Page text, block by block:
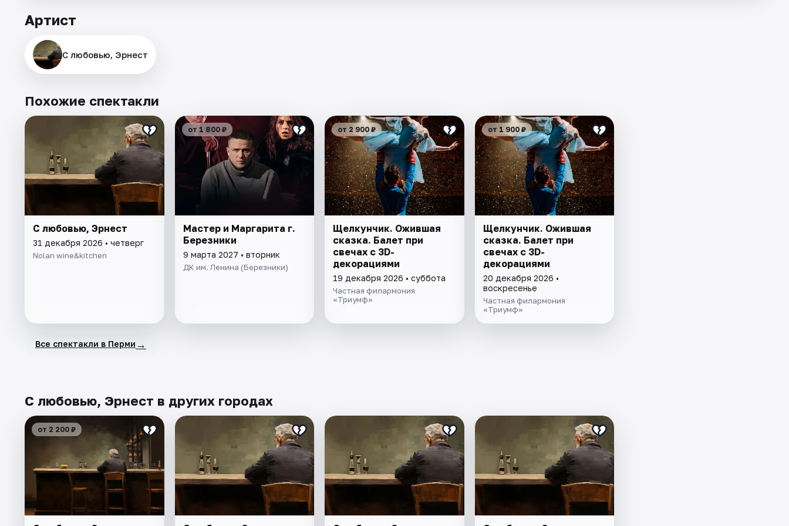
Артист
С любовью, Эрнест
Похожие спектакли
С любовью, Эрнест
31 декабря 2026 • четверг
Nolan wine&kitchen
от 1 800 ₽
Мастер и Маргарита г.
Березники
9 марта 2027 • вторник
ДК им. Ленина (Березники)
от 2 900 ₽
Щелкунчик. Ожившая
сказка. Балет при
свечах с 3D-
декорациями
19 декабря 2026 • суббота
Частная филармония
«Триумф»
от 1 900 ₽
Щелкунчик. Ожившая
сказка. Балет при
свечах с 3D-
декорациями
20 декабря 2026 •
воскресенье
Частная филармония
«Триумф»
Все спектакли в Перми →
С любовью, Эрнест в других городах
от 2 200 ₽